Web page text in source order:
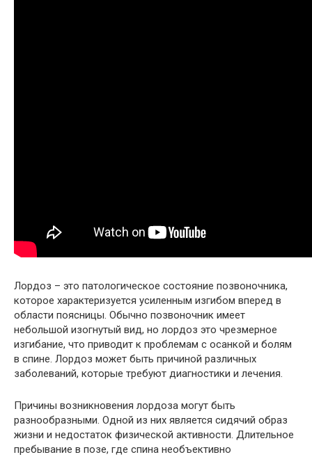
Лордоз – это патологическое состояние позвоночника,
которое характеризуется усиленным изгибом вперед в
области поясницы. Обычно позвоночник имеет
небольшой изогнутый вид, но лордоз это чрезмерное
изгибание, что приводит к проблемам с осанкой и болям
в спине. Лордоз может быть причиной различных
заболеваний, которые требуют диагностики и лечения.
Причины возникновения лордоза могут быть
разнообразными. Одной из них является сидячий образ
жизни и недостаток физической активности. Длительное
пребывание в позе, где спина необъективно